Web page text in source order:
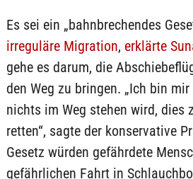
Es sei ein „bahnbrechendes
irreguläre Migration, erklärte
gehe es darum, die
den Weg zu bringen. „Ich bin
nichts im Weg stehen wird, dies
retten“, sagte der konservative
Gesetz würden gefährdete
gefährlichen Fahrt in